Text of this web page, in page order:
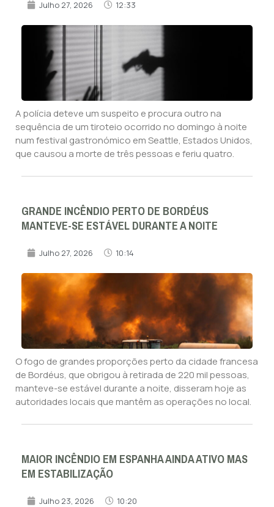
Julho 27, 2026 12:33
A polícia deteve um suspeito e procura outro na
sequência de um tiroteio ocorrido no domingo à noite
num festival gastronómico em Seattle, Estados Unidos,
que causou a morte de três pessoas e feriu quatro.
GRANDE INCÊNDIO PERTO DE BORDÉUS
MANTEVE-SE ESTÁVEL DURANTE A NOITE
Julho 27, 2026 10:14
O fogo de grandes proporções perto da cidade francesa
de Bordéus, que obrigou à retirada de 220 mil pessoas,
manteve-se estável durante a noite, disseram hoje as
autoridades locais que mantêm as operações no local.
MAIOR INCÊNDIO EM ESPANHA AINDA ATIVO MAS
EM ESTABILIZAÇÃO
Julho 23, 2026 10:20